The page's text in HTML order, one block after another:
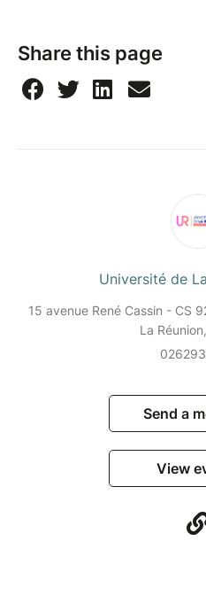
Share this page
Université de
15 avenue René Cassin - CS
La
Send a
View